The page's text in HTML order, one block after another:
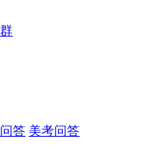
答 美考问答